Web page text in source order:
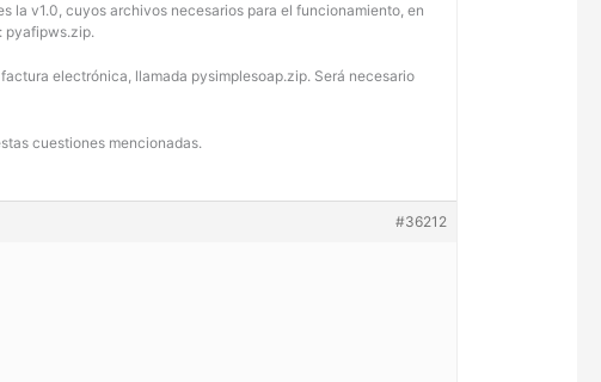
la v1.0, cuyos archivos necesarios para el funcionamiento, en
pyafipws.zip.
electrónica, llamada pysimplesoap.zip. Será necesario
cuestiones mencionadas.
#36212